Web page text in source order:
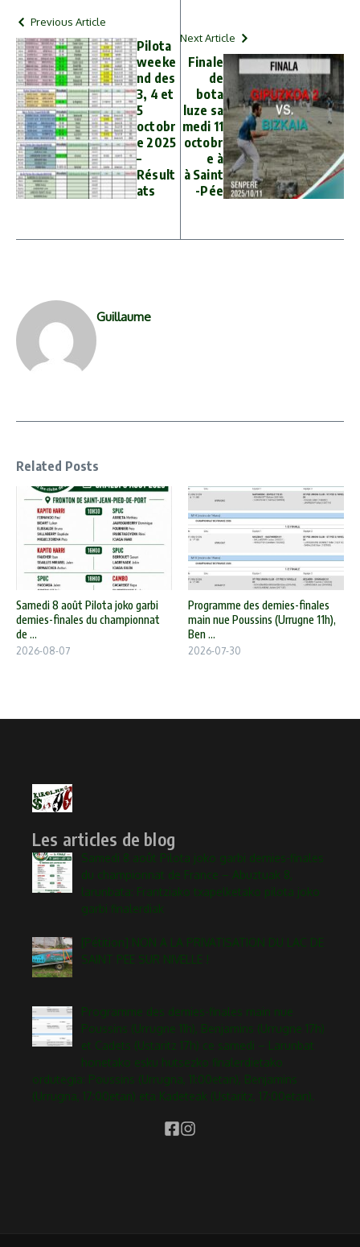
Previous Article
Pilota
weeke
nd des
3, 4 et
5
octobr
e 2025
–
Résult
ats
Next Article
Finale
de
bota
luze sa
medi 11
octobr
e à
à Saint
-Pée
Guillaume
Related Posts
Samedi 8 août Pilota joko garbi
demies-finales du championnat
de ...
2026-08-07
Programme des demies-finales
main nue Poussins (Urrugne 11h),
Ben ...
2026-07-30
Les articles de blog
Samedi 8 août Pilota joko garbi demies-finales
du championnat de France – Abuztuak 8,
larunbata: Frantziako txapelketako pilota joko
garbi finalerdiak
[Pétition] NON A LA PRIVATISATION DU LAC DE
SAINT PEE SUR NIVELLE !
Programme des demies-finales main nue
Poussins (Urrugne 11h), Benjamins (Urrugne 17h)
et Cadets (Ustaritz 17h) ce samedi – Larunbat
honetako esku hutsezko finalerdietako
ordutegia: Poussins (Urrugna, 11:00etan), Benjamins
(Urrugna, 17:00etan) eta Kadeteak (Ustaritz, 17:00etan).